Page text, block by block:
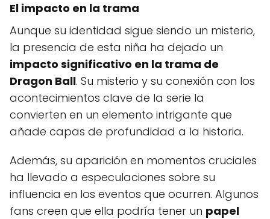
El impacto en la trama
Aunque su identidad sigue siendo un misterio,
la presencia de esta niña ha dejado un
impacto significativo en la trama de
Dragon Ball. Su misterio y su conexión con los
acontecimientos clave de la serie la
convierten en un elemento intrigante que
añade capas de profundidad a la historia.
Además, su aparición en momentos cruciales
ha llevado a especulaciones sobre su
influencia en los eventos que ocurren. Algunos
fans creen que ella podría tener un papel